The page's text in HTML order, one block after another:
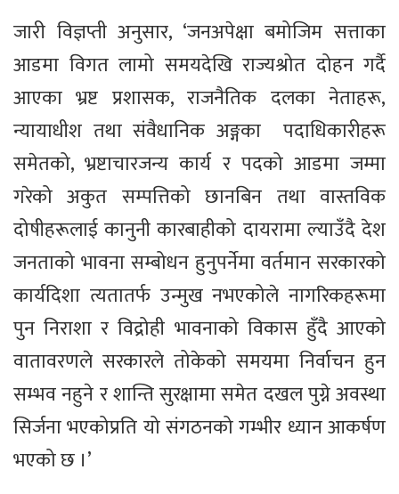
जारी विज्ञप्ती अनुसार, ‘जनअपेक्षा बमोजिम सत्ताका
आडमा विगत लामो समयदेखि राज्यश्रोत दोहन गर्दै
आएका भ्रष्ट प्रशासक, राजनैतिक दलका नेताहरू,
न्यायाधीश तथा संवैधानिक अङ्गका पदाधिकारीहरू
समेतको, भ्रष्टाचारजन्य कार्य र पदको आडमा जम्मा
गरेको अकुत सम्पत्तिको छानबिन तथा वास्तविक
दोषीहरूलाई कानुनी कारबाहीको दायरामा ल्याउँदै देश
जनताको भावना सम्बोधन हुनुपर्नेमा वर्तमान सरकारको
कार्यदिशा त्यतातर्फ उन्मुख नभएकोले नागरिकहरूमा
पुन निराशा र विद्रोही भावनाको विकास हुँदै आएको
वातावरणले सरकारले तोकेको समयमा निर्वाचन हुन
सम्भव नहुने र शान्ति सुरक्षामा समेत दखल पुग्ने अवस्था
सिर्जना भएकोप्रति यो संगठनको गम्भीर ध्यान आकर्षण
भएको छ ।’